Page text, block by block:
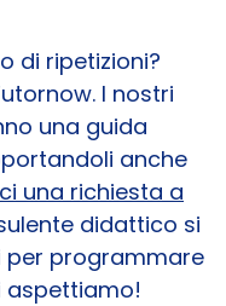
di ripetizioni?
I nostri
una guida
anche
una richiesta a
didattico si
programmare
aspettiamo!